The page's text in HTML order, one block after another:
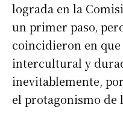
lograda en la
un primer paso,
coincidieron en
intercultural y
inevitablemente,
el protagonismo de